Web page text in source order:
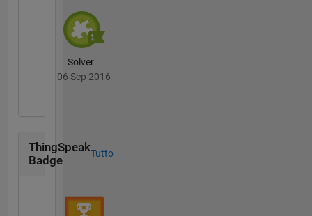
Solver
06 Sep 2016
ThingSpeak
Badge
Tutto